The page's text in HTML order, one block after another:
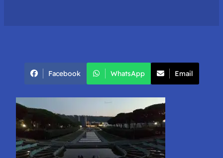
Facebook WhatsApp Email